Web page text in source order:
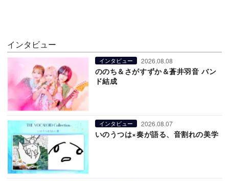
インタビュー
インタビュー 2026.08.08
ののち＆さがすずか＆蒼井羽音 バン
ド結成
インタビュー 2026.08.07
いのうつは×奏が語る、音割れの美学